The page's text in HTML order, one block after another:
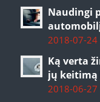
Naudingi
2018-07-24
Ką verta
jų keitimą
2018-06-27